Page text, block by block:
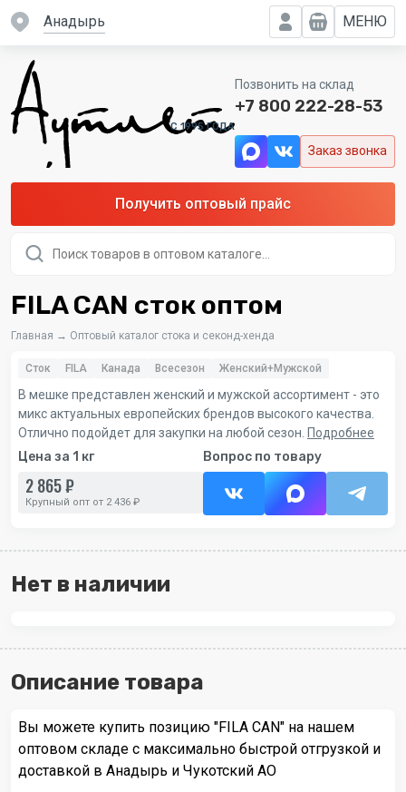
Анадырь МЕНЮ
C 1995 ГОДА
Позвонить на склад
+7 800 222-28-53
Заказ звонка
Получить оптовый прайс
товаров
FILA CAN сток оптом
Главная → Оптовый каталог стока и секонд-хенда
Сток FILA Канада Всесезон Женский+Мужской
В мешке представлен женский и мужской ассортимент - это
микс актуальных европейских брендов высокого качества.
Отлично подойдет для закупки на любой сезон. Подробнее
Цена за 1 кг
2 865 ₽
Крупный опт от 2 436 ₽
Вопрос по товару
Нет в наличии
Описание товара
Вы можете купить позицию "FILA CAN" на нашем
оптовом складе с максимально быстрой отгрузкой и
доставкой в Анадырь и Чукотский АО